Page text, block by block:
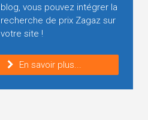
blog, vous pouvez intégrer la
recherche de prix Zagaz sur
votre site !
En savoir plus...